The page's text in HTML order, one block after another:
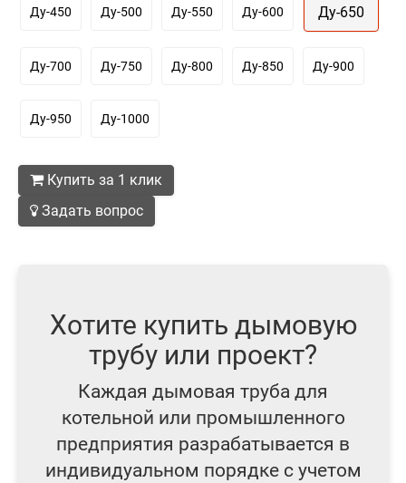
Ду-450 Ду-500 Ду-550 Ду-600 Ду-650
Ду-700 Ду-750 Ду-800 Ду-850 Ду-900
Ду-950 Ду-1000
Купить за 1 клик
Задать вопрос
Хотите купить дымовую
трубу или проект?
Каждая дымовая труба для
котельной или промышленного
предприятия разрабатывается в
индивидуальном порядке с учетом